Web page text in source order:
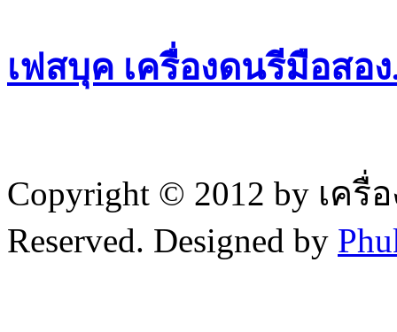
เฟสบุค เครื่องดนรีมือสอง
Copyright © 2012 by เค
Reserved. Designed by